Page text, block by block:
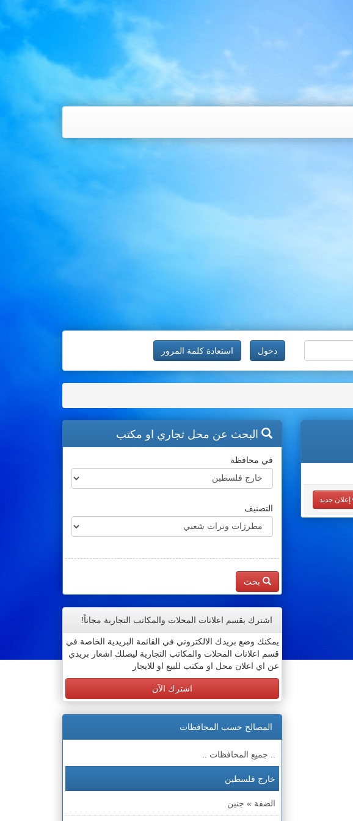
دخول استعادة كلمة المرور
إعلان جديد
البحث عن محل تجاري او مكتب
في محافظة
التصنيف
بحث
اشترك بقسم اعلانات المحلات والمكاتب التجارية مجاناً!
يمكنك وضع بريدك الالكتروني في القائمة البريدية الخاصة في
قسم اعلانات المحلات والمكاتب التجارية ليصلك اشعار بريدي
عن اي اعلان محل او مكتب للبيع او للايجار
اشترك الآن
المصالح حسب المحافظات
.. جميع المحافظات ..
خارج فلسطين
الضفة » جنين